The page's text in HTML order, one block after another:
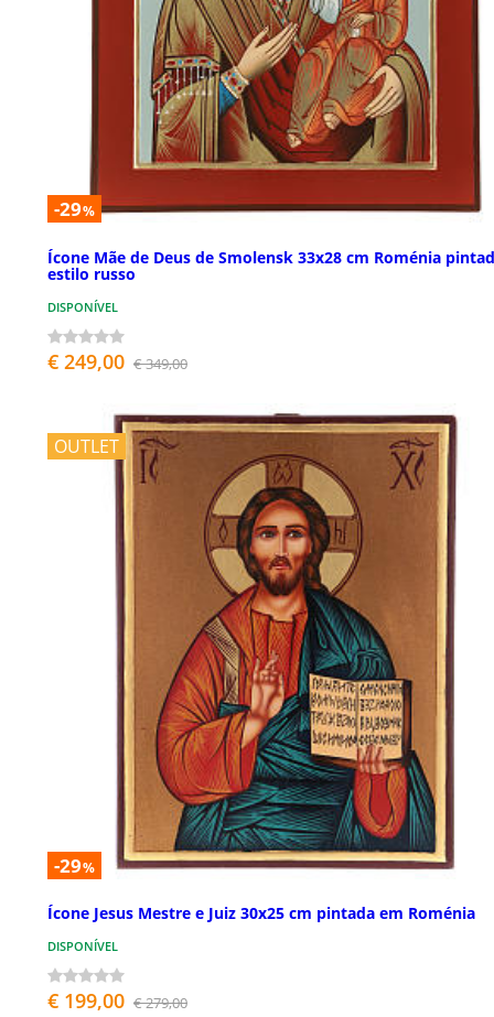
-29%
Ícone Mãe de Deus de Smolensk 33x28 cm Roménia
estilo russo
DISPONÍVEL
€ 249,00 € 349,00
OUTLET
-29%
Ícone Jesus Mestre e Juiz 30x25 cm pintada em Roménia
DISPONÍVEL
€ 199,00 € 279,00